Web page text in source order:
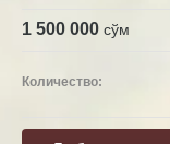
1 500 000 сўм
Количество: